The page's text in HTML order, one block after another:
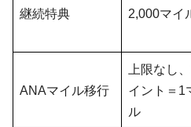
継続特典 2,000マイ
ANAマイル移行
上限なし
イント＝1
ル